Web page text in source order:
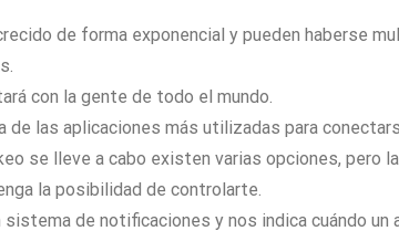
de forma exponencial y pueden haberse
con la gente de todo el mundo.
de las aplicaciones más utilizadas para
se lleve a cabo existen varias opciones,
la posibilidad de controlarte.
sistema de notificaciones y nos indica cuándo